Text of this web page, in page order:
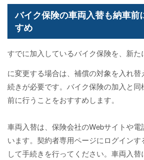
バイク保険の車両入替も納車前
すめ
すでに加入しているバイク保険を、新た
に変更する場合は、補償の対象を入れ替
続きが必要です。バイク保険の加入と
前に行うことをおすすめします。
車両入替は、保険会社のWebサイトや電
います。契約者専用ページにログイン
して手続きを行ってください。車両入